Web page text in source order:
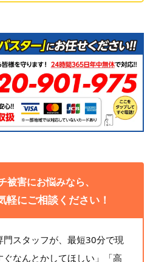
被害にお悩みなら、
軽にご相談ください！
スタッフが、最短30分で現
なんとかしてほしい」「高